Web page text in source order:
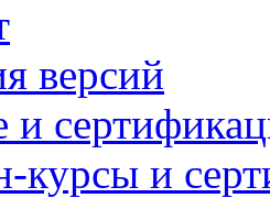
версий
и
курсы и